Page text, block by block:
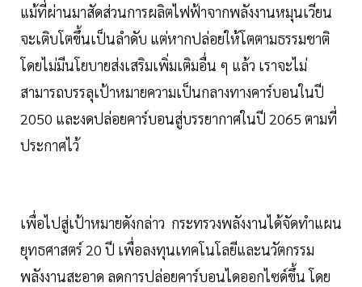
แม้ที่ผ่านมาสัดส่วนการผลิตไฟฟ้าจากพลังงานหมุนเวียน
จะเติบโตขึ้นเป็นลำดับ แต่หากปล่อยให้โตตามธรรมชาติ
โดยไม่มีนโยบายส่งเสริมเพิ่มเติมอื่น ๆ แล้ว เราจะไม่
สามารถบรรลุเป้าหมายความเป็นกลางทางคาร์บอนในปี
2050 และงดปล่อยคาร์บอนสู่บรรยากาศในปี 2065 ตามที่
ประกาศไว้
เพื่อไปสู่เป้าหมายดังกล่าว กระทรวงพลังงานได้จัดทำแผน
ยุทธศาสตร์ 20 ปี เพื่อลงทุนเทคโนโลยีและนวัตกรรม
พลังงานสะอาด ลดการปล่อยคาร์บอนไดออกไซด์ขึ้น โดย